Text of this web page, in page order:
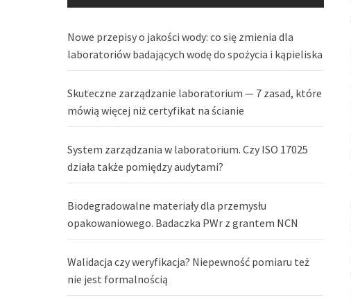
Nowe przepisy o jakości wody: co się zmienia dla
laboratoriów badających wodę do spożycia i kąpieliska
Skuteczne zarządzanie laboratorium — 7 zasad, które
mówią więcej niż certyfikat na ścianie
System zarządzania w laboratorium. Czy ISO 17025
działa także pomiędzy audytami?
Biodegradowalne materiały dla przemysłu
opakowaniowego. Badaczka PWr z grantem NCN
Walidacja czy weryfikacja? Niepewność pomiaru też
nie jest formalnością